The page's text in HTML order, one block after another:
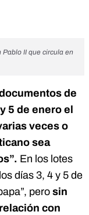
II que circula en
de
5 de enero el
veces o
sea
En los lotes
días 3, 4 y 5 de
perosin
con